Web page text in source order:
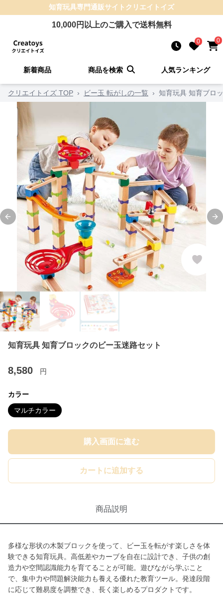
知育玩具専門通販サイト クリエイトイズ
10,000円以上のご購入で送料無料
0 0
新着商品 商品を検索 人気ランキング
クリエイトイズ TOP › ビー玉 転がしの一覧 › 知育玩具 知育ブロ
Previous slide
知育玩具 知育ブロックのビー玉迷路セット
8,580 円
カラー
マルチカラー
購入画面に進む
カートに追加する
商品説明
多様な形状の木製ブロックを使って、ビー玉を転がす楽しさを体
験できる知育玩具。高低差やカーブを自在に設計でき、子供の創
造力や空間認識能力を育てることが可能。遊びながら学ぶこと
で、集中力や問題解決能力も養える優れた教育ツール。発達段階
に応じて難易度を調整でき、長く楽しめるプロダクトです。